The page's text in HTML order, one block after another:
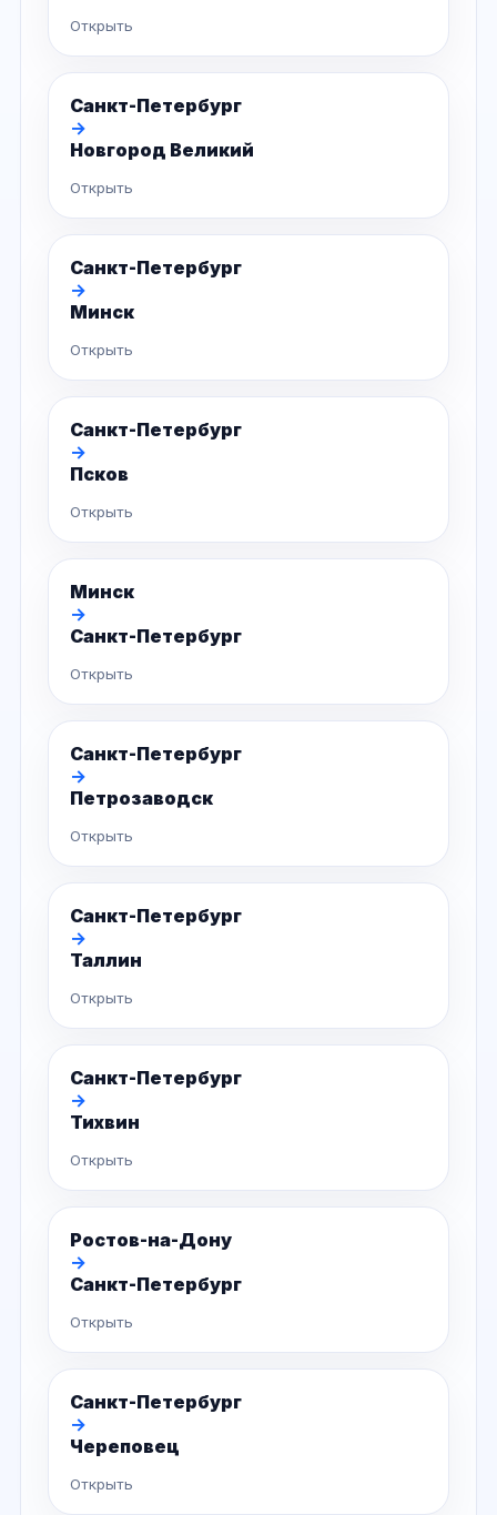
Открыть
Санкт-Петербург
→
Новгород Великий
Открыть
Санкт-Петербург
→
Минск
Открыть
Санкт-Петербург
→
Псков
Открыть
Минск
→
Санкт-Петербург
Открыть
Санкт-Петербург
→
Петрозаводск
Открыть
Санкт-Петербург
→
Таллин
Открыть
Санкт-Петербург
→
Тихвин
Открыть
Ростов-на-Дону
→
Санкт-Петербург
Открыть
Санкт-Петербург
→
Череповец
Открыть